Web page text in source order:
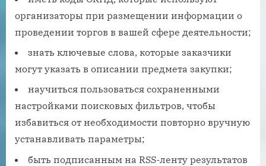
организаторы при размещении информации о
проведении торгов в вашей сфере деятельности;
знать ключевые слова, которые заказчики
могут указать в описании предмета закупки;
научиться пользоваться сохраненными
настройками поисковых фильтров, чтобы
избавиться от необходимости повторно вручную
устанавливать параметры;
быть подписанным на RSS-ленту результатов